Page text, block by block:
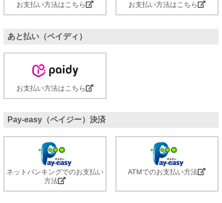
お支払い方法はこちら お支払い方法はこちら
あと払い（ペイディ）
お支払い方法はこちら
Pay-easy（ペイジー）決済
ネットバンキングでのお支払い
方法
ATMでのお支払い方法